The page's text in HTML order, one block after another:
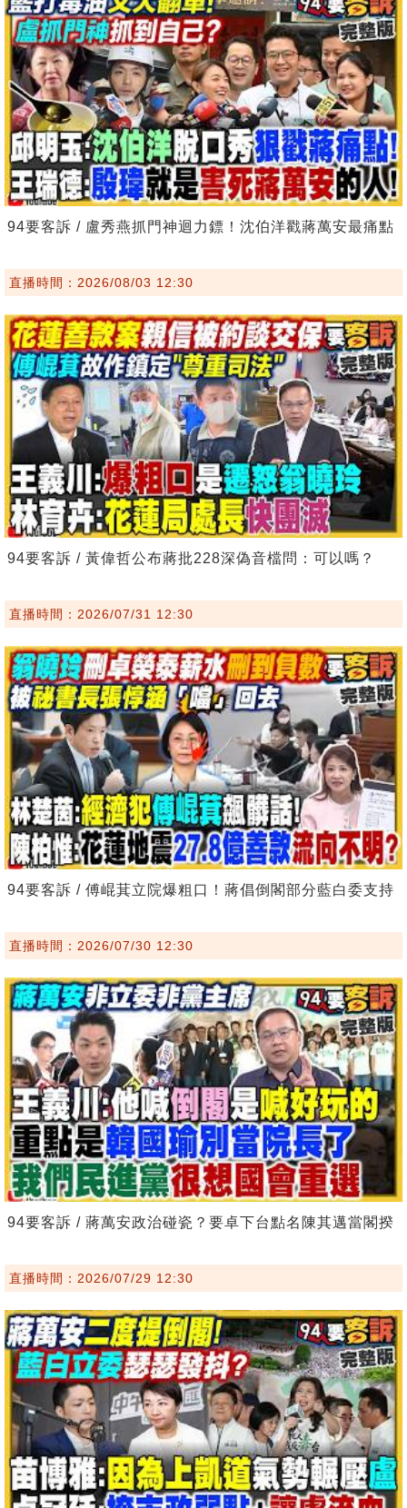
94要客訴 / 盧秀燕抓門神迴力鏢！沈伯洋戳蔣萬安最痛點
直播時間：2026/08/03 12:30
94要客訴 / 黃偉哲公布蔣批228深偽音檔問：可以嗎？
直播時間：2026/07/31 12:30
94要客訴 / 傅崐萁立院爆粗口！蔣倡倒閣部分藍白委支持
直播時間：2026/07/30 12:30
94要客訴 / 蔣萬安政治碰瓷？要卓下台點名陳其邁當閣揆
直播時間：2026/07/29 12:30